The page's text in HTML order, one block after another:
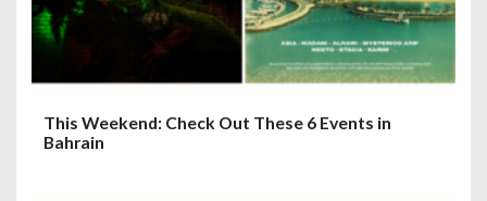
i
o
n
This Weekend: Check Out These 6 Events in
Bahrain